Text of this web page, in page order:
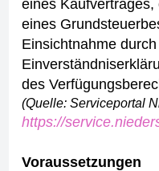
eines
eines
Einsichtnahme
des
(Quelle: Serviceportal
https://
Voraussetzungen